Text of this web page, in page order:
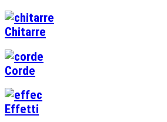
Chitarre
Corde
Effetti